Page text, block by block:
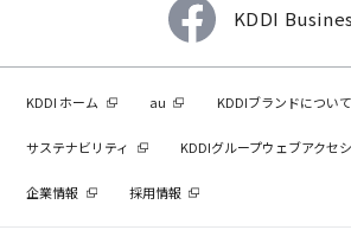
KDDI
KDDI ホーム au KDDIブランドについて
サステナビリティ KDDIグループウェブアクセ
企業情報 採用情報